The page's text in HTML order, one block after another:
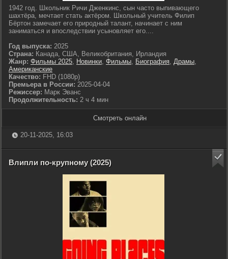
1942 год. Школьник Ричи Дженкинс, сын часто выпивающего
шахтёра, мечтает стать актёром. Школьный учитель Филип
Бёртон замечает его природный талант, начинает с ним
заниматься и впоследствии усыновляет его....
Год выпуска: 2025
Страна: Канада, США, Великобритания, Ирландия
Жанр: Фильмы 2025, Новинки, Фильмы, Биография, Драмы,
Американские
Качество: FHD (1080p)
Премьера в России: 2025-04-04
Режиссер: Марк Эванс
Продолжительность: 2 ч 4 мин
Смотреть онлайн
20-11-2025, 16:03
Влипли по-крупному (2025)